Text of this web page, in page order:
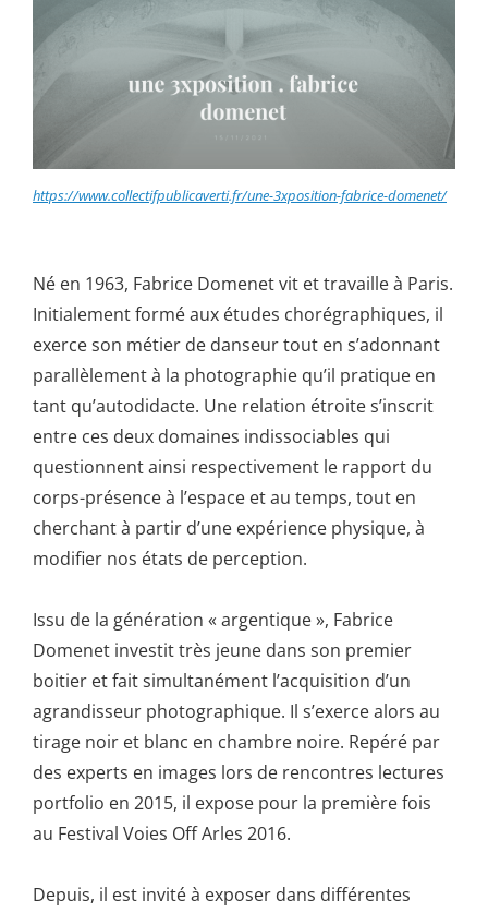
https://www.collectifpublicaverti.fr/une-3xposition-fabrice-domenet/
Né en 1963, Fabrice Domenet vit et travaille à Paris.
Initialement formé aux études chorégraphiques, il
exerce son métier de danseur tout en s’adonnant
parallèlement à la photographie qu’il pratique en
tant qu’autodidacte. Une relation étroite s’inscrit
entre ces deux domaines indissociables qui
questionnent ainsi respectivement le rapport du
corps-présence à l’espace et au temps, tout en
cherchant à partir d’une expérience physique, à
modifier nos états de perception.
Issu de la génération « argentique », Fabrice
Domenet investit très jeune dans son premier
boitier et fait simultanément l’acquisition d’un
agrandisseur photographique. Il s’exerce alors au
tirage noir et blanc en chambre noire. Repéré par
des experts en images lors de rencontres lectures
portfolio en 2015, il expose pour la première fois
au Festival Voies Off Arles 2016.
Depuis, il est invité à exposer dans différentes